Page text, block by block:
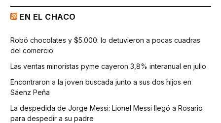
EN EL CHACO
Robó chocolates y $5.000: lo detuvieron a pocas cuadras
del comercio
Las ventas minoristas pyme cayeron 3,8% interanual en julio
Encontraron a la joven buscada junto a sus dos hijos en
Sáenz Peña
La despedida de Jorge Messi: Lionel Messi llegó a Rosario
para despedir a su padre